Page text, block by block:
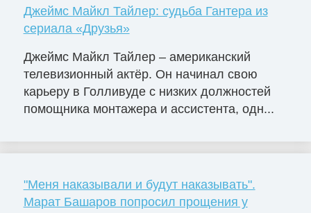
Джеймс Майкл Тайлер: судьба Гантера из
сериала «Друзья»
Джеймс Майкл Тайлер – американский
телевизионный актёр. Он начинал свою
карьеру в Голливуде с низких должностей
помощника монтажера и ассистента, одн...
"Меня наказывали и будут наказывать".
Марат Башаров попросил прощения у